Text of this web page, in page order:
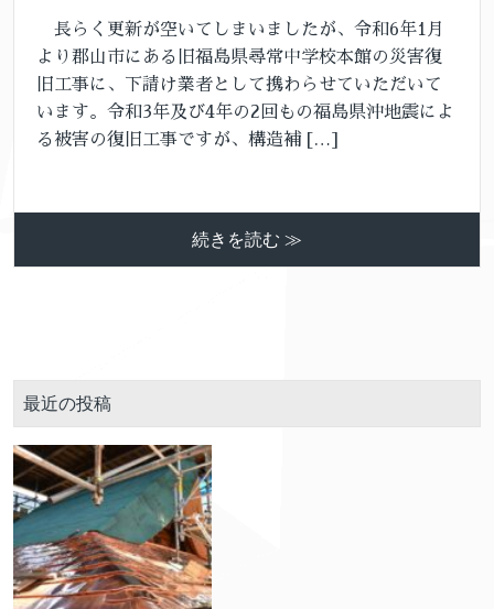
長らく更新が空いてしまいましたが、令和6年1月
より郡山市にある旧福島県尋常中学校本館の災害復
旧工事に、下請け業者として携わらせていただいて
います。令和3年及び4年の2回もの福島県沖地震によ
る被害の復旧工事ですが、構造補 […]
続きを読む ≫
最近の投稿